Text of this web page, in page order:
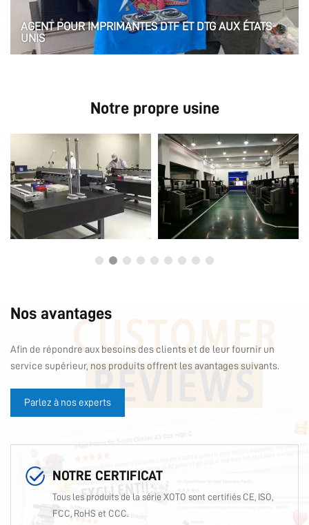
AGENT POUR IMPRIMANTES DTF ET DTG AUX ÉTATS-
UNIS
Découvrez des imprimantes DTF et DTG de première qualité
Notre propre usine
Nos avantages
Afin de répondre aux besoins des clients et de leur fournir un
service supérieur, nos produits offrent les avantages suivants.
Parlez à nos experts
NOTRE CERTIFICAT
Tous les produits de la série XOTO sont certifiés CE, ISO,
FCC, RoHS et CCC.